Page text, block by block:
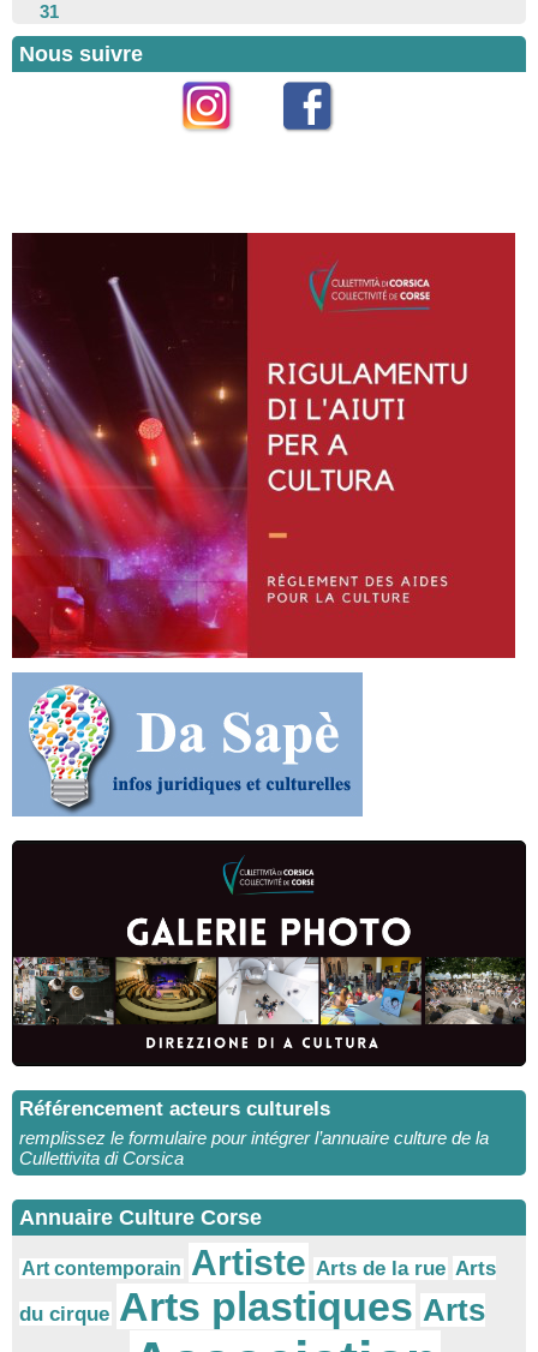
31
Nous suivre
Référencement acteurs culturels
remplissez le formulaire pour intégrer l’annuaire culture de la
Cullettivita di Corsica
Annuaire Culture Corse
Art contemporain Artiste Arts de la rue Arts
du cirque Arts plastiques Arts